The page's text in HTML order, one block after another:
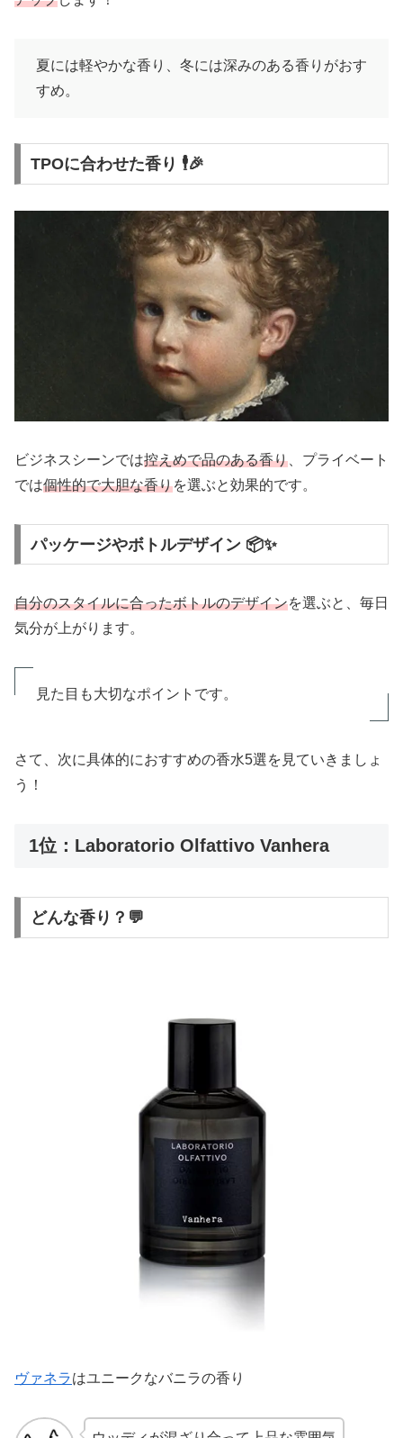
夏には軽やかな香り、冬には深みのある香りがおす
すめ。
TPOに合わせた香り 🕴🎉
ビジネスシーンでは控えめで品のある香り 、プライベート
では個性的で大胆な香りを選ぶと効果的です。
パッケージやボトルデザイン 📦✨
自分のスタイルに合ったボトルのデザインを選ぶと、毎日
気分が上がります。
見た目も大切なポイントです。
さて、次に具体的におすすめの香水5選を見ていきましょ
う！
1位：Laboratorio Olfattivo Vanhera
どんな香り？💬
ヴァネラはユニークなバニラの香り